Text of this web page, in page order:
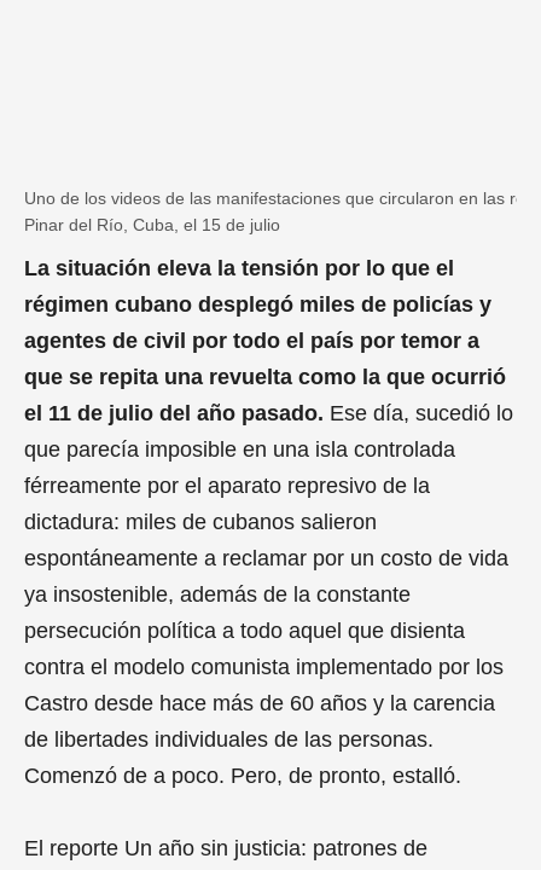
t
e
3
0
s
e
c
n
d
s
o
l
u
m
e
0
%
Protestas en Pinar del Río, Cuba
0
s
e
o
o
Uno de los videos de las manifestaciones que circularon en las
Pinar del Río, Cuba, el 15 de julio
La situación eleva la tensión por lo que el
régimen cubano desplegó miles de policías y
agentes de civil por todo el país por temor a
que se repita una revuelta como la que ocurrió
el 11 de julio del año pasado. Ese día, sucedió lo
que parecía imposible en una isla controlada
férreamente por el aparato represivo de la
dictadura: miles de cubanos salieron
espontáneamente a reclamar por un costo de vida
ya insostenible, además de la constante
persecución política a todo aquel que disienta
contra el modelo comunista implementado por los
Castro desde hace más de 60 años y la carencia
de libertades individuales de las personas.
Comenzó de a poco. Pero, de pronto, estalló.
El reporte Un año sin justicia: patrones de